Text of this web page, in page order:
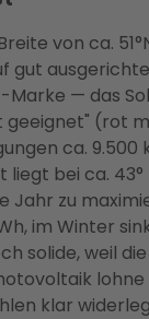
von ca.
gut
Marke — das
geeignet" (rot
ca.
bei ca. 43°
Jahr zu
im Winter
solide, weil
lohne
klar